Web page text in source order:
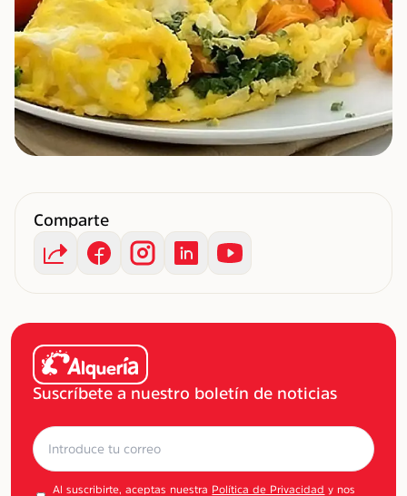
Comparte
Suscríbete a nuestro boletín de noticias
Al suscribirte, aceptas nuestra Política de Privacidad y nos